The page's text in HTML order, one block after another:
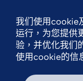
我们使用cookie
运行，为您提供
验，并优化我们
使用cookie的信